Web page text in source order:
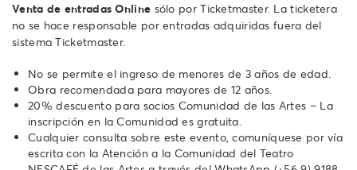
Venta de entradas Online sólo por Ticketmaster. La ticketera
no se hace responsable por entradas adquiridas fuera del
sistema Ticketmaster.
No se permite el ingreso de menores de 3 años de edad.
Obra recomendada para mayores de 12 años.
20% descuento para socios Comunidad de las Artes – La
inscripción en la Comunidad es gratuita.
Cualquier consulta sobre este evento, comuníquese por vía
escrita con la Atención a la Comunidad del Teatro